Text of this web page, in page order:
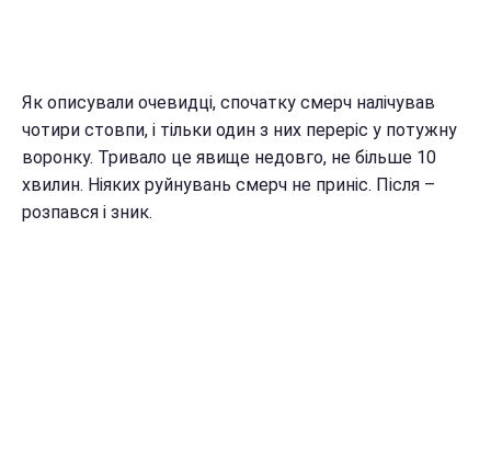
Як описували очевидці, спочатку смерч налічував
чотири стовпи, і тільки один з них переріс у потужну
воронку. Тривало це явище недовго, не більше 10
хвилин. Ніяких руйнувань смерч не приніс. Після –
розпався і зник.